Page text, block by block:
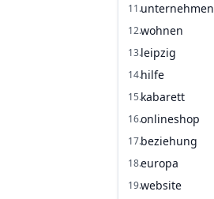
11.unternehmen
12.wohnen
13.leipzig
14.hilfe
15.kabarett
16.onlineshop
17.beziehung
18.europa
19.website